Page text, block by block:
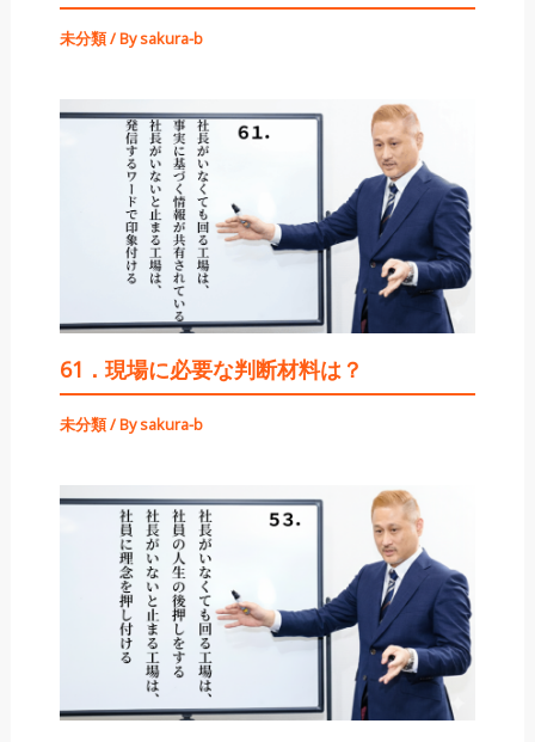
未分類/ Bysakura-b
61．現場に必要な判断材料は？
未分類/ Bysakura-b